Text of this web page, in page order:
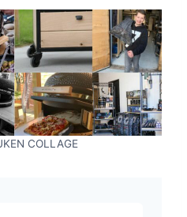
COLLAGE